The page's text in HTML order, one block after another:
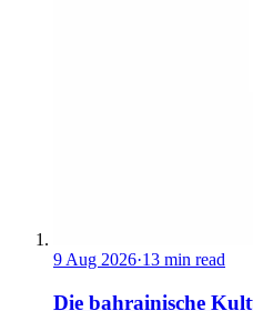
9 Aug 2026·13 min read
Die bahrainische